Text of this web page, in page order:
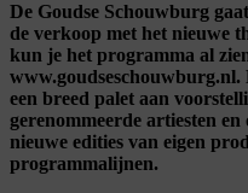
De Goudse Schouwburg
de verkoop met het nieuwe
kun je het programma al
een breed palet aan
gerenommeerde artiesten
nieuwe edities van eigen
programmalijnen.